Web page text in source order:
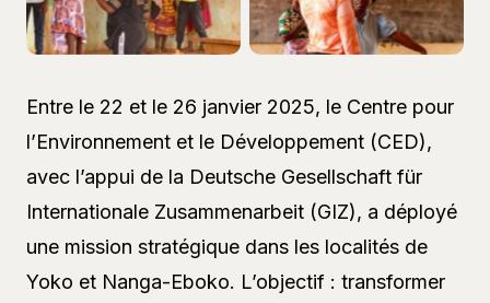
Entre le 22 et le 26 janvier 2025, le Centre pour
l’Environnement et le Développement (CED),
avec l’appui de la Deutsche Gesellschaft für
Internationale Zusammenarbeit (GIZ), a déployé
une mission stratégique dans les localités de
Yoko et Nanga-Eboko. L’objectif : transformer